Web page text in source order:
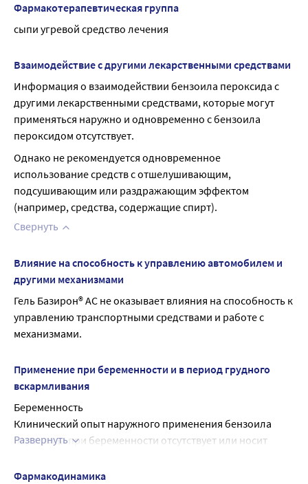
Фармакотерапевтическая группа
сыпи угревой средство лечения
Взаимодействие с другими лекарственными средствами
Информация о взаимодействии бензоила пероксида с
другими лекарственными средствами, которые могут
применяться наружно и одновременно с бензоила
пероксидом отсутствует.
Однако не рекомендуется одновременное
использование средств с отшелушивающим,
подсушивающим или раздражающим эффектом
(например, средства, содержащие спирт).
Свернуть
Влияние на способность к управлению автомобилем и
другими механизмами
Гель Базирон® АС не оказывает влияния на способность к
управлению транспортными средствами и работе с
механизмами.
Применение при беременности и в период грудного
вскармливания
Беременность
Клинический опыт наружного применения бензоила
пероксида при беременности отсутствует или носит
репродуктивную функцию, фертильность, или пери- и
Развернуть
Фармакодинамика